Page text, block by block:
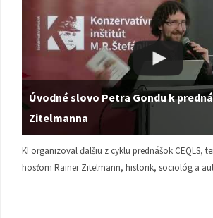
Úvodné slovo Petra Gondu k
Zitelmanna
KI organizoval ďalšiu z cyklu prednášok CEQLS,
hosťom Rainer Zitelmann, historik, sociológ a